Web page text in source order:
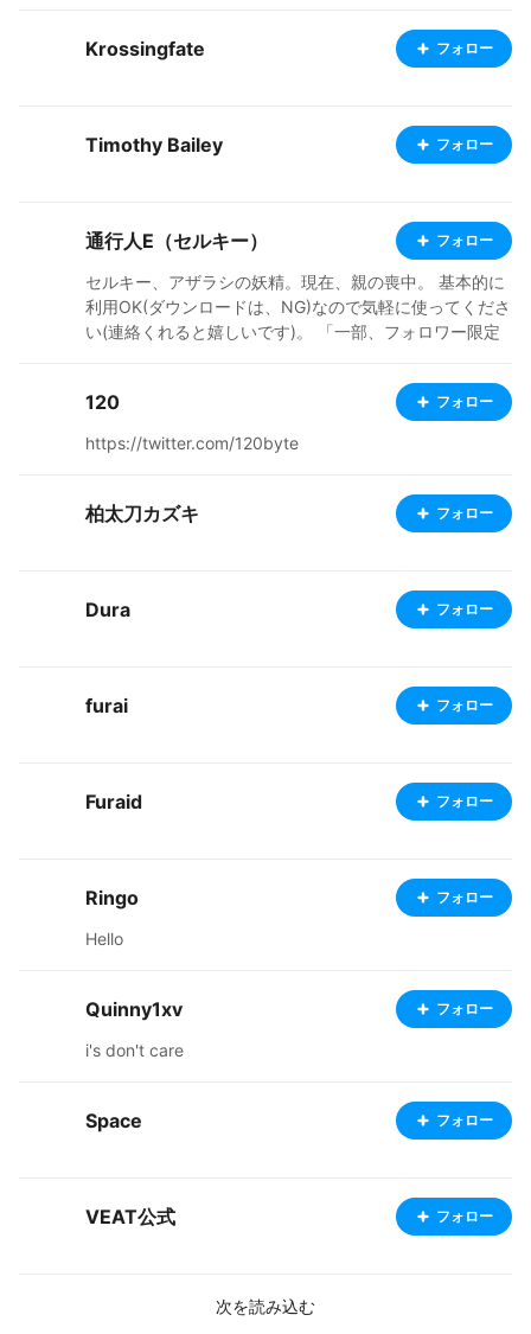
キー（＋★） ～総合ステータス～ 攻撃力：D 防御
力：C 素早さ：E 賢さ：C 想像力：S 画
ての総合ステータスをドラクエのモンスターで例えるな
ら、[おおがらす]に[ももんじゃ]に[とげぼうず]、[ファー
じで[竜王]みたいな魔王クラスには程遠いと思われる。
Krossingfate フォロー
Timothy Bailey フォロー
通行人E（セルキー） フォロー
セルキー、アザラシの妖精。現在、親の喪中。 基本的に
利用OK(ダウンロードは、NG)なので気軽に使ってくださ
い(連絡くれると嬉しいです)。 「一部、フォロワー限定
E、また、ムラビトE、でゲームを作っていました。キャ
ラクターは、あくまで、小説等の設定で、平行(並行)同位
s://ci-en.dlsite.com/creator/15918 FANBOX https://han
etce.bsky.social ニコニコ動画 https://www.nicovideo.
jp/user/134045879/video
120 フォロー
https://twitter.com/120byte
柏太刀カズキ フォロー
Dura フォロー
furai フォロー
Furaid フォロー
Ringo フォロー
Hello
Quinny1xv フォロー
i's don't care
Space フォロー
VEAT公式 フォロー
次を読み込む